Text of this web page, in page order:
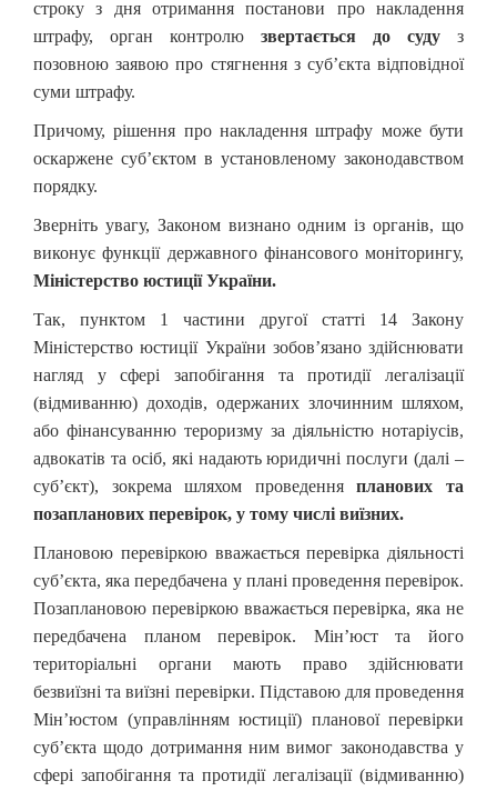
строку з дня отримання постанови про накладення
штрафу, орган контролю звертається до суду з
позовною заявою про стягнення з суб’єкта відповідної
суми штрафу.
Причому, рішення про накладення штрафу може бути
оскаржене суб’єктом в установленому законодавством
порядку.
Зверніть увагу, Законом визнано одним із органів, що
виконує функції державного фінансового моніторингу,
Міністерство юстиції України.
Так, пунктом 1 частини другої статті 14 Закону
Міністерство юстиції України зобов’язано здійснювати
нагляд у сфері запобігання та протидії легалізації
(відмиванню) доходів, одержаних злочинним шляхом,
або фінансуванню тероризму за діяльністю нотаріусів,
адвокатів та осіб, які надають юридичні послуги (далі –
суб’єкт), зокрема шляхом проведенняпланових та
позапланових перевірок, у тому числі виїзних.
Плановою перевіркою вважається перевірка діяльності
суб’єкта, яка передбачена у плані проведення перевірок.
Позаплановою перевіркою вважається перевірка, яка не
передбачена планом перевірок. Мін’юст та його
територіальні органи мають право здійснювати
безвиїзні та виїзні перевірки. Підставою для проведення
Мін’юстом (управлінням юстиції) планової перевірки
суб’єкта щодо дотримання ним вимог законодавства у
сфері запобігання та протидії легалізації (відмиванню)